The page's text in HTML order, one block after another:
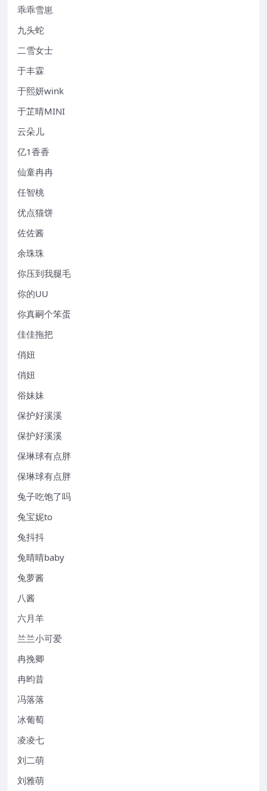
乖乖雪崽
九头蛇
二雪女士
于丰霖
于熙妍wink
于芷晴MINI
云朵儿
亿1香香
仙童冉冉
任智桃
优点猫饼
佐佐酱
余珠珠
你压到我腿毛
你的UU
你真嗣个笨蛋
佳佳拖把
俏妞
俏妞
俗妹妹
保护好溪溪
保护好溪溪
保琳球有点胖
保琳球有点胖
兔子吃饱了吗
兔宝妮to
兔抖抖
兔晴晴baby
兔萝酱
八酱
六月羊
兰兰小可爱
冉挽卿
冉昀昔
冯落落
冰葡萄
凌凌七
刘二萌
刘雅萌